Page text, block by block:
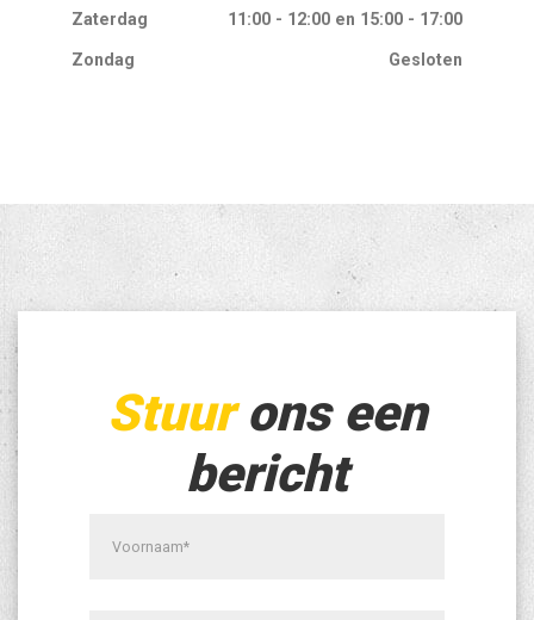
Zaterdag 11:00 - 12:00 en 15:00 - 17:00
Zondag Gesloten
Stuurons een
bericht